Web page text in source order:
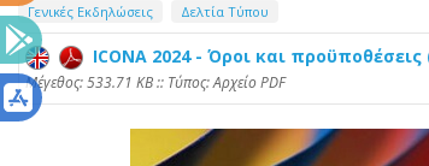
Γενικές Εκδηλώσεις Δελτία Τύπου
ICONA 2024 - Όροι και προϋποθέσεις
Mέγεθος: 533.71 KB :: Τύπος: Αρχείο PDF